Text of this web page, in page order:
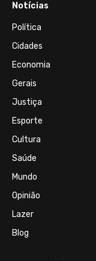
Notícias
Política
Cidades
Economia
Gerais
Justiça
Esporte
Cultura
Saúde
Mundo
Opinião
Lazer
Blog